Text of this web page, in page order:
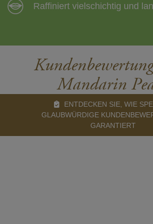
Raffiniert vielschichtig und
Mandarin
ENTDECKEN SIE, WIE
GLAUBWÜRDIGE
GARANTIERT